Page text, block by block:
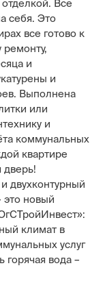
Все
себя. Это
все готово к
и
и
Выполнена
или
и
коммунальных
квартире
дверь!
двухконтурный
это новый
климат в
услуг
горячая вода –